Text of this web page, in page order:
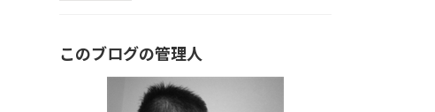
このブログの管理人